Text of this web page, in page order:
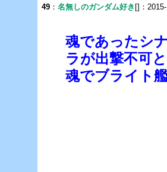
49 ： 名無しのガンダム好き []：
魂であったシ
ラが出撃不可
魂でブライト